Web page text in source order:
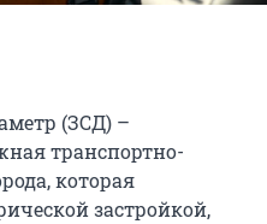
(ЗСД) –
транспортно-
которая
застройкой,